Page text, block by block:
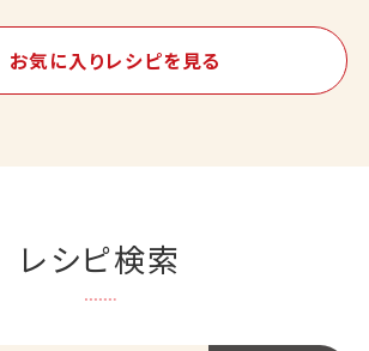
お気に入りレシピを見る
レシピ検索